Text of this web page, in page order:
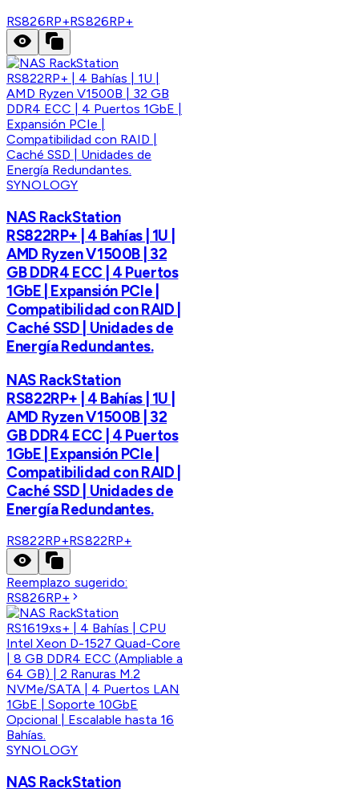
RS826RP+RS826RP+
SYNOLOGY
NAS RackStation
RS822RP+ | 4 Bahías | 1U |
AMD Ryzen V1500B | 32
GB DDR4 ECC | 4 Puertos
1GbE | Expansión PCIe |
Compatibilidad con RAID |
Caché SSD | Unidades de
Energía Redundantes.
NAS RackStation
RS822RP+ | 4 Bahías | 1U |
AMD Ryzen V1500B | 32
GB DDR4 ECC | 4 Puertos
1GbE | Expansión PCIe |
Compatibilidad con RAID |
Caché SSD | Unidades de
Energía Redundantes.
RS822RP+RS822RP+
Reemplazo sugerido:
RS826RP+
SYNOLOGY
NAS RackStation